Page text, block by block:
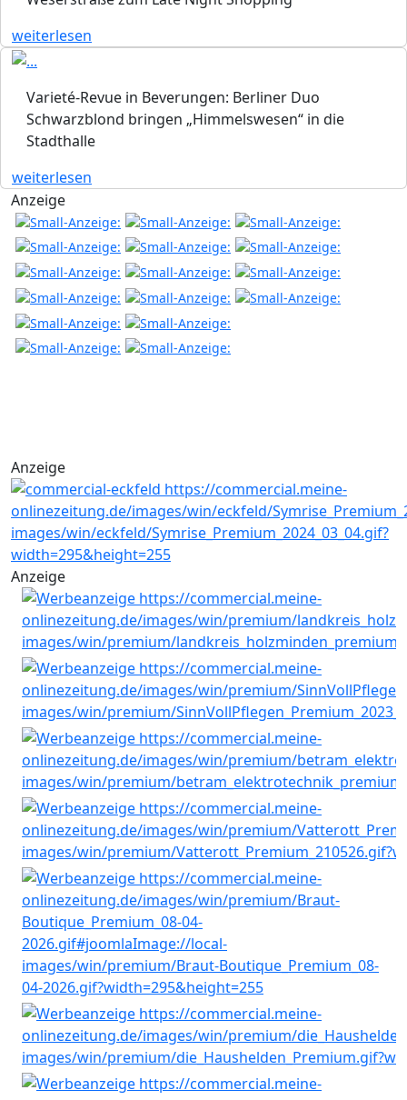
weiterlesen
Varieté-Revue in Beverungen: Berliner Duo
Schwarzblond bringen „Himmelswesen“ in die
Stadthalle
weiterlesen
Anzeige
Anzeige
Anzeige